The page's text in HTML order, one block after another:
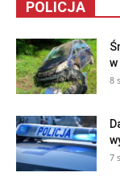
POLICJA
w
8
7